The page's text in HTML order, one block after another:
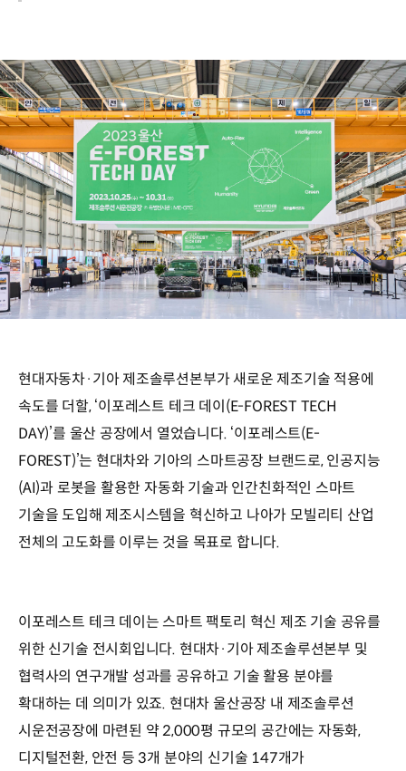
현대자동차·기아 제조솔루션본부가 새로운 제조기술 적용에
속도를 더할, ‘이포레스트 테크 데이(E-FOREST TECH
DAY)’를 울산 공장에서 열었습니다. ‘이포레스트(E-
FOREST)’는 현대차와 기아의 스마트공장 브랜드로, 인공지능
(AI)과 로봇을 활용한 자동화 기술과 인간친화적인 스마트
기술을 도입해 제조시스템을 혁신하고 나아가 모빌리티 산업
전체의 고도화를 이루는 것을 목표로 합니다.
이포레스트 테크 데이는 스마트 팩토리 혁신 제조 기술 공유를
위한 신기술 전시회입니다. 현대차·기아 제조솔루션본부 및
협력사의 연구개발 성과를 공유하고 기술 활용 분야를
확대하는 데 의미가 있죠. 현대차 울산공장 내 제조솔루션
시운전공장에 마련된 약 2,000평 규모의 공간에는 자동화,
디지털전환, 안전 등 3개 분야의 신기술 147개가